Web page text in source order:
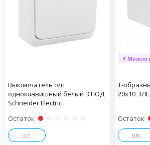
Выключатель о/п
одноклавишный белый ЭТЮД
Schneider Electric
Остаток
шт.
⚡ Можно
Т-
20х10
Остаток
шт.